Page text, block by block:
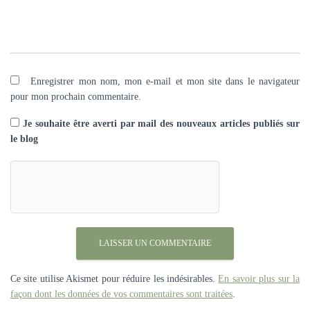
Enregistrer mon nom, mon e-mail et mon site dans le navigateur
pour mon prochain commentaire.
Je souhaite être averti par mail des nouveaux articles publiés sur
le blog
Ce site utilise Akismet pour réduire les indésirables.En savoir plus sur la
façon dont les données de vos commentaires sont traitées.